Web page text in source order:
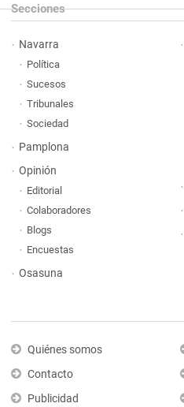
Secciones
Navarra
Política
Sucesos
Tribunales
Sociedad
Pamplona
Opinión
Editorial
Colaboradores
Blogs
Encuestas
Osasuna
Quiénes somos
Contacto
Publicidad